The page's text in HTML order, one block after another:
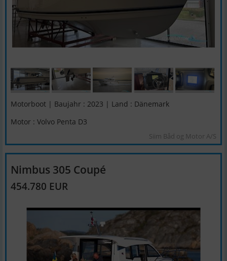
Motorboot | Baujahr : 2023 | Land : Dänemark
Motor : Volvo Penta D3
Siim Båd og Motor A/S
Nimbus 305 Coupé
454.780 EUR